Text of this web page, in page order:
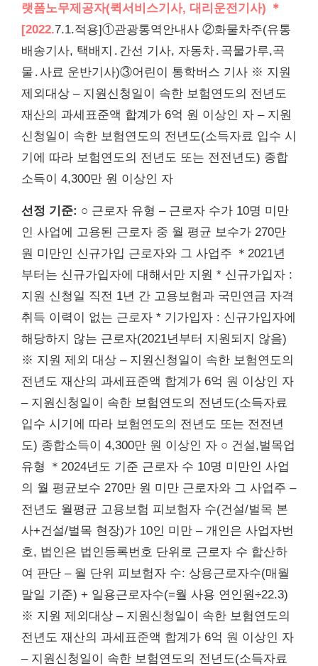
랫폼노무제공자(퀵서비스기사, 대리운전기사) ＊
[2022.7.1.적용]①관광통역안내사 ②화물차주(유통
배송기사, 택배지․간선 기사, 자동차․곡물가루,곡
물․사료 운반기사)③어린이 통학버스 기사 ※ 지원
제외대상 – 지원신청일이 속한 보험연도의 전년도
재산의 과세표준액 합계가 6억 원 이상인 자 – 지원
신청일이 속한 보험연도의 전년도(소득자료 입수 시
기에 따라 보험연도의 전년도 또는 전전년도) 종합
소득이 4,300만 원 이상인 자
선정 기준: ○ 근로자 유형 – 근로자 수가 10명 미만
인 사업에 고용된 근로자 중 월 평균 보수가 270만
원 미만인 신규가입 근로자와 그 사업주 ＊2021년
부터는 신규가입자에 대해서만 지원 * 신규가입자 :
지원 신청일 직전 1년 간 고용보험과 국민연금 자격
취득 이력이 없는 근로자 * 기가입자 : 신규가입자에
해당하지 않는 근로자(2021년부터 지원되지 않음)
※ 지원 제외 대상 – 지원신청일이 속한 보험연도의
전년도 재산의 과세표준액 합계가 6억 원 이상인 자
– 지원신청일이 속한 보험연도의 전년도(소득자료
입수 시기에 따라 보험연도의 전년도 또는 전전년
도) 종합소득이 4,300만 원 이상인 자 ○ 건설,벌목업
유형 ＊2024년도 기준 근로자 수 10명 미만인 사업
의 월 평균보수 270만 원 미만 근로자와 그 사업주 –
전년도 월평균 고용보험 피보험자 수(건설/벌목 본
사+건설/벌목 현장)가 10인 미만 – 개인은 사업자번
호, 법인은 법인등록번호 단위로 근로자 수 합산하
여 판단 – 월 단위 피보험자 수: 상용근로자수(매월
말일 기준) + 일용근로자수(=월 사용 연인원÷22.3)
※ 지원 제외대상 – 지원신청일이 속한 보험연도의
전년도 재산의 과세표준액 합계가 6억 원 이상인 자
– 지원신청일이 속한 보험연도의 전년도(소득자료